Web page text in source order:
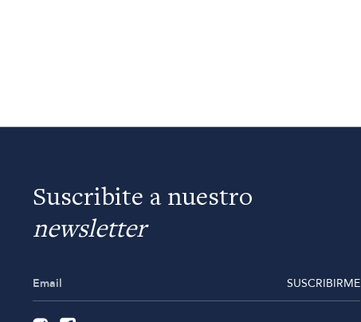
Suscribite a nuestro
newsletter
SUSCRIBIRME